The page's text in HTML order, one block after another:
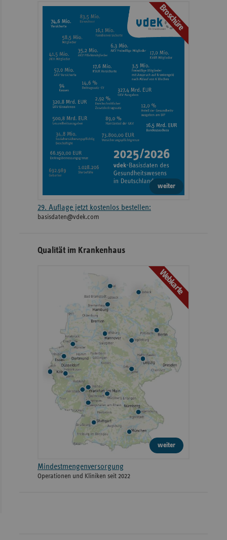
Informationen
Broschüre
weiter
29. Auflage jetzt kostenlos bestellen:
basisdaten@vdek.com
Qualität im Krankenhaus
Webkarte
weiter
Mindestmengenversorgung
Operationen und Kliniken seit 2022